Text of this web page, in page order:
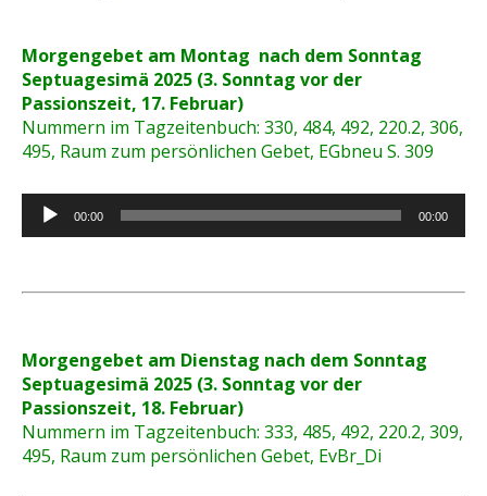
Morgengebet am Montag nach dem Sonntag
Septuagesimä 2025 (3. Sonntag vor der
Passionszeit, 17. Februar)
Nummern im Tagzeitenbuch: 330, 484, 492, 220.2, 306,
495, Raum zum persönlichen Gebet, EGbneu S. 309
Audio-
Player
00:00 00:00
Morgengebet am Dienstag nach dem Sonntag
Septuagesimä 2025 (3. Sonntag vor der
Passionszeit, 18. Februar)
Nummern im Tagzeitenbuch: 333, 485, 492, 220.2, 309,
495, Raum zum persönlichen Gebet, EvBr_Di